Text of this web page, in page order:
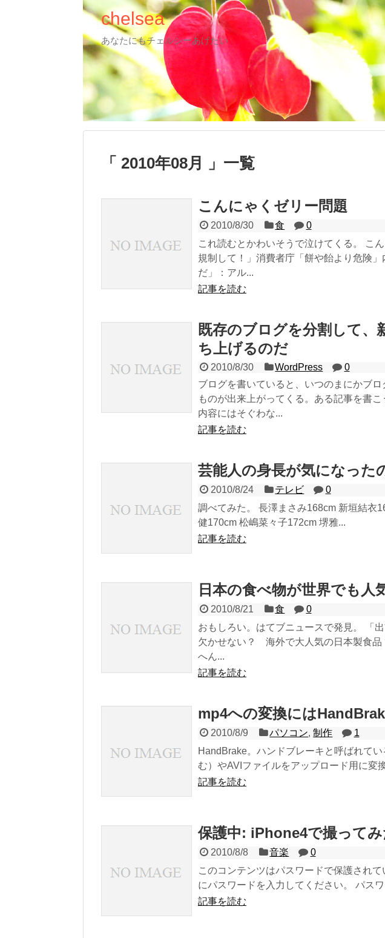
chelsea
あなたにもチェルシーあげたい
2010年08月 一覧
こんにゃくゼリー問題
2010/8/30 食
0
これ読むとかわいそうで泣けてくる。 こ
規制して！」消費者庁「餅や飴より危険
だ」：アル...
記事を読む
既存のブログを分割して、
ち上げるのだ
2010/8/30 WordPress
0
ブログを書いていると、いつのまにかブ
ものが出来上がってくる。ある記事を書
内容にはそぐわな...
記事を読む
芸能人の身長が気になった
2010/8/24 テレビ
0
調べてみた。 長澤まさみ168cm 新垣結衣
健170cm 松嶋菜々子172cm 堺雅...
記事を読む
日本の食べ物が世界でも人
2010/8/21 食
0
おもしろい。はてブニュースで発見。 「
欠かせない？ 海外で大人気の日本製食品
へん...
記事を読む
mp4への変換には
2010/8/9 パソコン,制作
1
HandBrake。ハンドブレーキと呼ばれて
む）やAVIファイルをアップロード用に変
記事を読む
保護中: iPhone4で撮ってみ
2010/8/8 音楽
0
このコンテンツはパスワードで保護され
にパスワードを入力してください。 パス
記事を読む